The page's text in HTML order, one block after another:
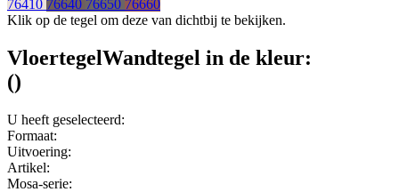
76410 76640 76650 76660
Klik op de tegel om deze van dichtbij te bekijken.
VloertegelWandtegel in de kleur:
()
U heeft geselecteerd:
Formaat:
Uitvoering:
Artikel:
Mosa-serie: